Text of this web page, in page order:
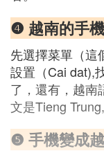
❹ 越南的手
先選擇菜單（這
設置（Cai dat),
了，還有，越南
文是Tieng
❺ 手機變成